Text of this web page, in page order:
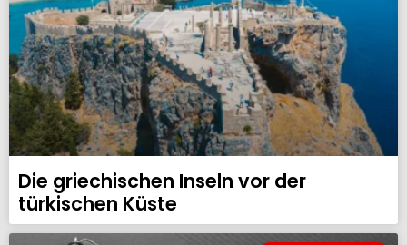
Die griechischen Inseln vor der
türkischen Küste